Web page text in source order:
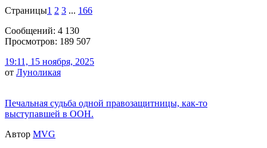
Страницы1 2 3 ... 166
Сообщений: 4 130
Просмотров: 189 507
19:11, 15 ноября, 2025
от Луноликая
Печальная судьба одной правозащитницы, как-то
выступавшей в ООН.
Автор MVG